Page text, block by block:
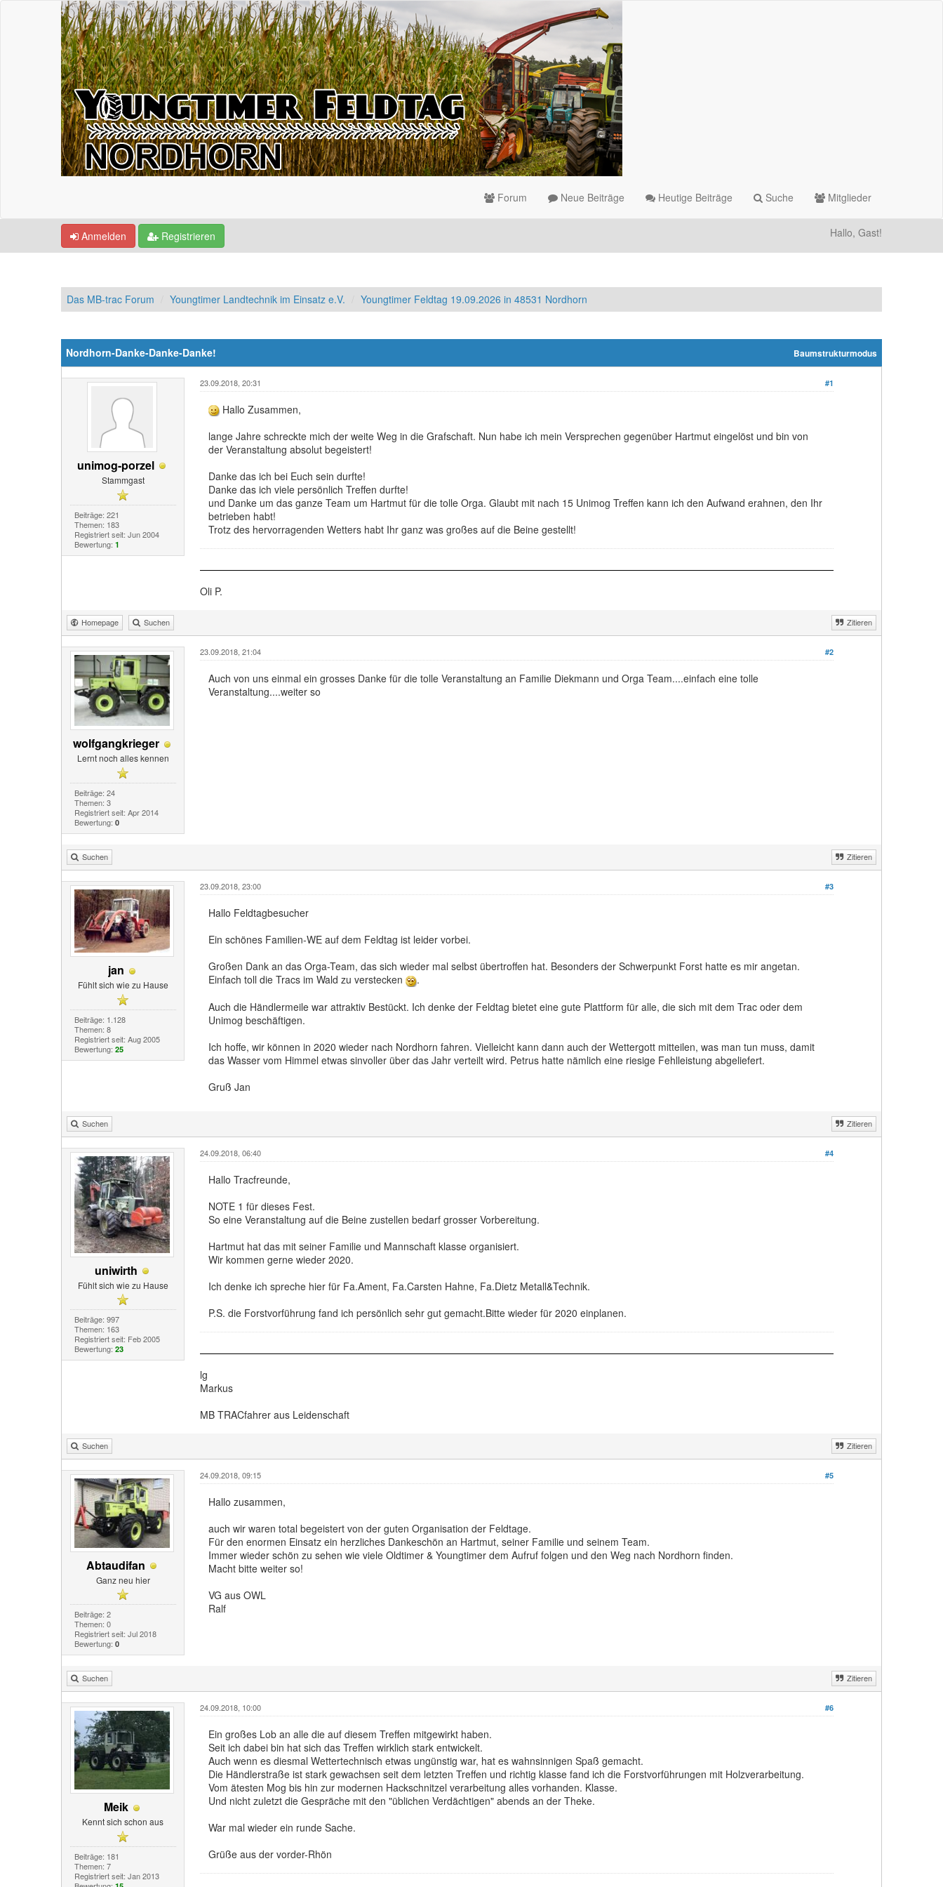
Forum Neue Beiträge Heutige Beiträge Suche Mitglieder
Anmelden Registrieren Hallo, Gast!
Das MB-trac Forum Youngtimer Landtechnik im Einsatz e.V. Youngtimer Feldtag 19.09.2026 in 48531 Nordhorn
Baumstrukturmodus
Nordhorn-Danke-Danke-Danke!
unimog-porzel
Stammgast
Beiträge: 221
Themen: 183
Registriert seit: Jun 2004
Bewertung: 1
#1
23.09.2018, 20:31
Hallo Zusammen,
lange Jahre schreckte mich der weite Weg in die Grafschaft. Nun habe ich mein Versprechen gegenüber Hartmut eingelöst und bin von
der Veranstaltung absolut begeistert!
Danke das ich bei Euch sein durfte!
Danke das ich viele persönlich Treffen durfte!
und Danke um das ganze Team um Hartmut für die tolle Orga. Glaubt mit nach 15 Unimog Treffen kann ich den Aufwand erahnen, den Ihr
betrieben habt!
Trotz des hervorragenden Wetters habt Ihr ganz was großes auf die Beine gestellt!
Oli P.
Homepage Suchen Zitieren
wolfgangkrieger
Lernt noch alles kennen
Beiträge: 24
Themen: 3
Registriert seit: Apr 2014
Bewertung: 0
#2
23.09.2018, 21:04
Auch von uns einmal ein grosses Danke für die tolle Veranstaltung an Familie Diekmann und Orga Team....einfach eine tolle
Veranstaltung....weiter so
Suchen Zitieren
jan
Fühlt sich wie zu Hause
Beiträge: 1.128
Themen: 8
Registriert seit: Aug 2005
Bewertung: 25
#3
23.09.2018, 23:00
Hallo Feldtagbesucher
Ein schönes Familien-WE auf dem Feldtag ist leider vorbei.
Großen Dank an das Orga-Team, das sich wieder mal selbst übertroffen hat. Besonders der Schwerpunkt Forst hatte es mir angetan.
Einfach toll die Tracs im Wald zu verstecken
.
Auch die Händlermeile war attraktiv Bestückt. Ich denke der Feldtag bietet eine gute Plattform für alle, die sich mit dem Trac oder dem
Unimog beschäftigen.
Ich hoffe, wir können in 2020 wieder nach Nordhorn fahren. Vielleicht kann dann auch der Wettergott mitteilen, was man tun muss, damit
das Wasser vom Himmel etwas sinvoller über das Jahr verteilt wird. Petrus hatte nämlich eine riesige Fehlleistung abgeliefert.
Gruß Jan
Suchen Zitieren
uniwirth
Fühlt sich wie zu Hause
Beiträge: 997
Themen: 163
Registriert seit: Feb 2005
Bewertung: 23
#4
24.09.2018, 06:40
Hallo Tracfreunde,
NOTE 1 für dieses Fest.
So eine Veranstaltung auf die Beine zustellen bedarf grosser Vorbereitung.
Hartmut hat das mit seiner Familie und Mannschaft klasse organisiert.
Wir kommen gerne wieder 2020.
Ich denke ich spreche hier für Fa.Ament, Fa.Carsten Hahne, Fa.Dietz Metall&Technik.
P.S. die Forstvorführung fand ich persönlich sehr gut gemacht.Bitte wieder für 2020 einplanen.
lg
Markus
MB TRACfahrer aus Leidenschaft
Suchen Zitieren
Abtaudifan
Ganz neu hier
Beiträge: 2
Themen: 0
Registriert seit: Jul 2018
Bewertung: 0
#5
24.09.2018, 09:15
Hallo zusammen,
auch wir waren total begeistert von der guten Organisation der Feldtage.
Für den enormen Einsatz ein herzliches Dankeschön an Hartmut, seiner Familie und seinem Team.
Immer wieder schön zu sehen wie viele Oldtimer & Youngtimer dem Aufruf folgen und den Weg nach Nordhorn finden.
Macht bitte weiter so!
VG aus OWL
Ralf
Suchen Zitieren
Meik
Kennt sich schon aus
Beiträge: 181
Themen: 7
Registriert seit: Jan 2013
#6
24.09.2018, 10:00
Ein großes Lob an alle die auf diesem Treffen mitgewirkt haben.
Seit ich dabei bin hat sich das Treffen wirklich stark entwickelt.
Auch wenn es diesmal Wettertechnisch etwas ungünstig war, hat es wahnsinnigen Spaß gemacht.
Die Händlerstraße ist stark gewachsen seit dem letzten Treffen und richtig klasse fand ich die Forstvorführungen mit Holzverarbeitung.
Vom ätesten Mog bis hin zur modernen Hackschnitzel verarbeitung alles vorhanden. Klasse.
Und nicht zuletzt die Gespräche mit den "üblichen Verdächtigen" abends an der Theke.
War mal wieder ein runde Sache.
Grüße aus der vorder-Rhön